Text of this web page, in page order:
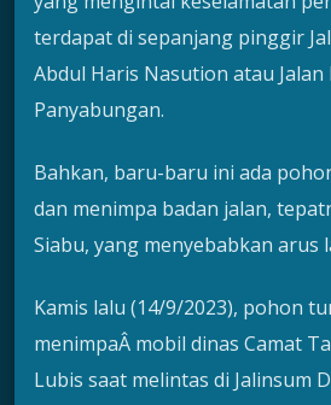
terdapat di sepanjang pinggir
Abdul Haris Nasution atau
Panyabungan.
Bahkan, baru-baru ini ada
dan menimpa badan jalan,
Siabu, yang menyebabkan arus
Kamis lalu (14/9/2023), pohon
menimpaÂ mobil dinas Camat
Lubis saat melintas di Jalinsum